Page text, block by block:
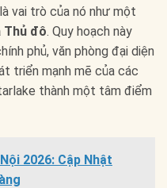
vai trò của nó như một
Thủ đô. Quy hoạch này
phủ, văn phòng đại diện
triển mạnh mẽ của các
thành một tâm điểm
2026: Cập Nhật